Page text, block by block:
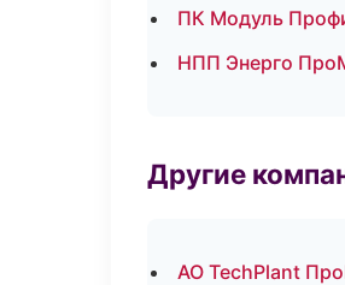
ПК Модуль
НПП Энерго
Другие
АО TechPlant